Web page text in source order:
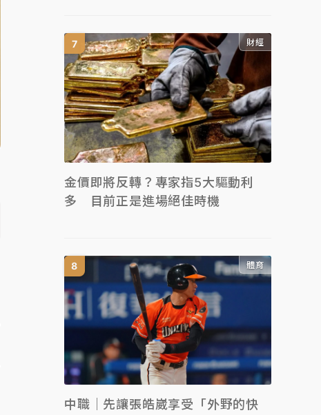
財經
金價即將反轉？專家指5大驅動利
多 目前正是進場絕佳時機
體育
中職｜先讓張皓崴享受「外野的快